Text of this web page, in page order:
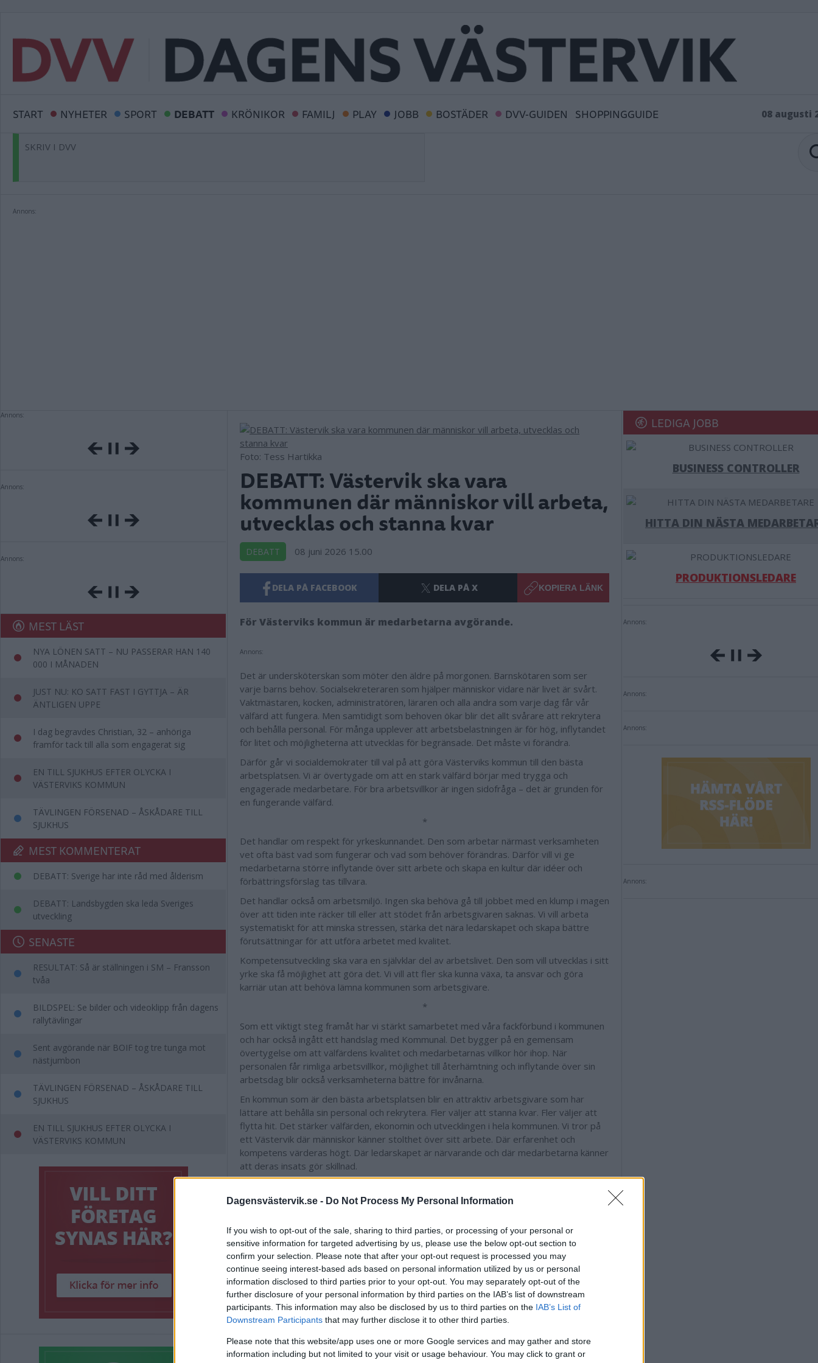
Dagensvästervik.se - Do Not Process My Personal Information
If you wish to opt-out of the sale, sharing to third parties, or processing of your personal or
sensitive information for targeted advertising by us, please use the below opt-out section to
confirm your selection. Please note that after your opt-out request is processed you may
continue seeing interest-based ads based on personal information utilized by us or personal
information disclosed to third parties prior to your opt-out. You may separately opt-out of the
further disclosure of your personal information by third parties on the IAB’s list of downstream
participants. This information may also be disclosed by us to third parties on the IAB’s List of
Downstream Participants that may further disclose it to other third parties.
Please note that this website/app uses one or more Google services and may gather and store
information including but not limited to your visit or usage behaviour. You may click to grant or
START NYHETER SPORT DEBATT KRÖNIKOR FAMILJ PLAY JOBB BOSTÄDER DVV-GUIDEN SHOPPINGGUIDE 08 augusti
SKRIV I DVV
Annons:
Annons:
Annons:
Annons:
MEST LÄST
NYA LÖNEN SATT – NU PASSERAR HAN 140
000 I MÅNADEN
JUST NU: KO SATT FAST I GYTTJA – ÄR
ÄNTLIGEN UPPE
I dag begravdes Christian, 32 – anhöriga
framför tack till alla som engagerat sig
EN TILL SJUKHUS EFTER OLYCKA I
VÄSTERVIKS KOMMUN
TÄVLINGEN FÖRSENAD – ÅSKÅDARE TILL
SJUKHUS
MEST KOMMENTERAT
DEBATT: Sverige har inte råd med ålderism
DEBATT: Landsbygden ska leda Sveriges
utveckling
SENASTE
RESULTAT: Så är ställningen i SM – Fransson
tvåa
BILDSPEL: Se bilder och videoklipp från dagens
rallytävlingar
Sent avgörande när BOIF tog tre tunga mot
nästjumbon
TÄVLINGEN FÖRSENAD – ÅSKÅDARE TILL
SJUKHUS
EN TILL SJUKHUS EFTER OLYCKA I
VÄSTERVIKS KOMMUN
Foto: Tess Hartikka
DEBATT: Västervik ska vara
kommunen där människor vill arbeta,
utvecklas och stanna kvar
DEBATT 08 juni 2026 15.00
DELA PÅ FACEBOOK DELA PÅ X KOPIERA LÄNK
För Västerviks kommun är medarbetarna avgörande.
Annons:
Det är undersköterskan som möter den äldre på morgonen. Barnskötaren som ser
varje barns behov. Socialsekreteraren som hjälper människor vidare när livet är svårt.
Vaktmästaren, kocken, administratören, läraren och alla andra som varje dag får vår
välfärd att fungera. Men samtidigt som behoven ökar blir det allt svårare att rekrytera
och behålla personal. För många upplever att arbetsbelastningen är för hög, inflytandet
för litet och möjligheterna att utvecklas för begränsade. Det måste vi förändra.
Därför går vi socialdemokrater till val på att göra Västerviks kommun till den bästa
arbetsplatsen. Vi är övertygade om att en stark välfärd börjar med trygga och
engagerade medarbetare. För bra arbetsvillkor är ingen sidofråga – det är grunden för
en fungerande välfärd.
*
Det handlar om respekt för yrkeskunnandet. Den som arbetar närmast verksamheten
vet ofta bäst vad som fungerar och vad som behöver förändras. Därför vill vi ge
medarbetarna större inflytande över sitt arbete och skapa en kultur där idéer och
förbättringsförslag tas tillvara.
Det handlar också om arbetsmiljö. Ingen ska behöva gå till jobbet med en klump i magen
över att tiden inte räcker till eller att stödet från arbetsgivaren saknas. Vi vill arbeta
systematiskt för att minska stressen, stärka det nära ledarskapet och skapa bättre
förutsättningar för att utföra arbetet med kvalitet.
Kompetensutveckling ska vara en självklar del av arbetslivet. Den som vill utvecklas i sitt
yrke ska få möjlighet att göra det. Vi vill att fler ska kunna växa, ta ansvar och göra
karriär utan att behöva lämna kommunen som arbetsgivare.
*
Som ett viktigt steg framåt har vi stärkt samarbetet med våra fackförbund i kommunen
och har också ingått ett handslag med Kommunal. Det bygger på en gemensam
övertygelse om att välfärdens kvalitet och medarbetarnas villkor hör ihop. När
personalen får rimliga arbetsvillkor, möjlighet till återhämtning och inflytande över sin
arbetsdag blir också verksamheterna bättre för invånarna.
En kommun som är den bästa arbetsplatsen blir en attraktiv arbetsgivare som har
lättare att behålla sin personal och rekrytera. Fler väljer att stanna kvar. Fler väljer att
flytta hit. Det stärker välfärden, ekonomin och utvecklingen i hela kommunen. Vi tror på
ett Västervik där människor känner stolthet över sitt arbete. Där erfarenhet och
kompetens värderas högt. Där ledarskapet är närvarande och där medarbetarna känner
att deras insats gör skillnad.
vara den bästa arbetsplatsen. För när medarbetarna lyckas, då lyckas också Västervik.
Kommunalrådskandidat
Annons:
LEDIGA JOBB
BUSINESS CONTROLLER
HITTA DIN NÄSTA
PRODUKTIONSLEDARE
Annons:
Annons:
Annons:
Annons: